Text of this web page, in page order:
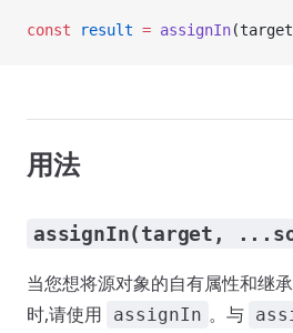
const result = assignIn
用法
assignIn(target,
当您想将源对象的自有属性和继
时,请使用
assignIn 。与